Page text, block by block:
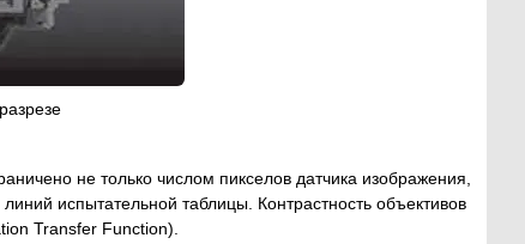
не только числом пикселов датчика изображения,
испытательной таблицы. Контрастность объективов
Transfer Function).